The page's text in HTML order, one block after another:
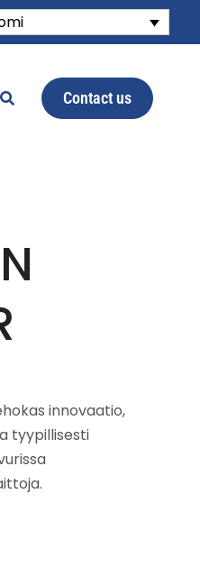
Contact us
innovaatio,
tyypillisesti